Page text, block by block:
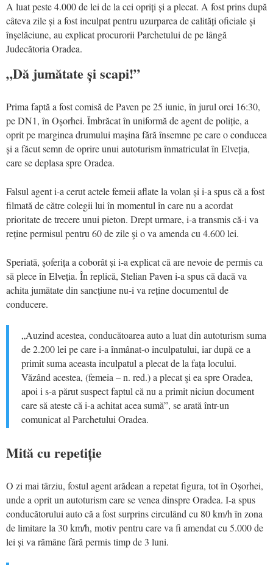
A luat peste 4.000 de lei de la cei opriți și a plecat. A fost prins după
câteva zile și a fost inculpat pentru uzurparea de calități oficiale și
înșelăciune, au explicat procurorii Parchetului de pe lângă
Judecătoria Oradea.
„Dă jumătate și scapi!”
Prima faptă a fost comisă de Paven pe 25 iunie, în jurul orei 16:30,
pe DN1, în Oșorhei. Îmbrăcat în uniformă de agent de poliție, a
oprit pe marginea drumului mașina fără însemne pe care o conducea
și a făcut semn de oprire unui autoturism înmatriculat în Elveția,
care se deplasa spre Oradea.
Falsul agent i-a cerut actele femeii aflate la volan și i-a spus că a fost
filmată de către colegii lui în momentul în care nu a acordat
prioritate de trecere unui pieton. Drept urmare, i-a transmis că-i va
reține permisul pentru 60 de zile şi o va amenda cu 4.600 lei.
Speriată, șoferița a coborât și i-a explicat că are nevoie de permis ca
să plece în Elveția. În replică, Stelian Paven i-a spus că dacă va
achita jumătate din sancțiune nu-i va reține documentul de
conducere.
„Auzind acestea, conducătoarea auto a luat din autoturism suma
de 2.200 lei pe care i-a înmânat-o inculpatului, iar după ce a
primit suma aceasta inculpatul a plecat de la fața locului.
Văzând acestea, (femeia – n. red.) a plecat şi ea spre Oradea,
apoi i s-a părut suspect faptul că nu a primit niciun document
care să ateste că i-a achitat acea sumă”, se arată într-un
comunicat al Parchetului Oradea.
Mită cu repetiție
O zi mai târziu, fostul agent arădean a repetat figura, tot în Oșorhei,
unde a oprit un autoturism care se venea dinspre Oradea. I-a spus
conducătorului auto că a fost surprins circulând cu 80 km/h în zona
de limitare la 30 km/h, motiv pentru care va fi amendat cu 5.000 de
lei și va rămâne fără permis timp de 3 luni.